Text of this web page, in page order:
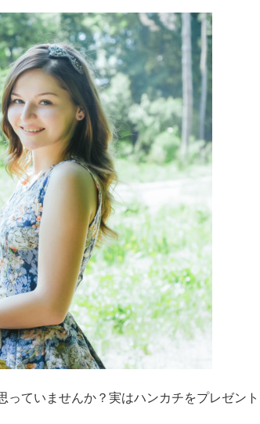
ていませんか？実はハンカチをプレゼント